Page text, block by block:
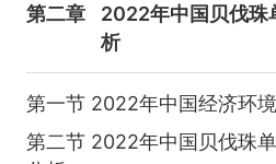
第二章
2022年中国贝伐珠
析
第一节 2022年中国经济环
第二节 2022年中国贝伐珠